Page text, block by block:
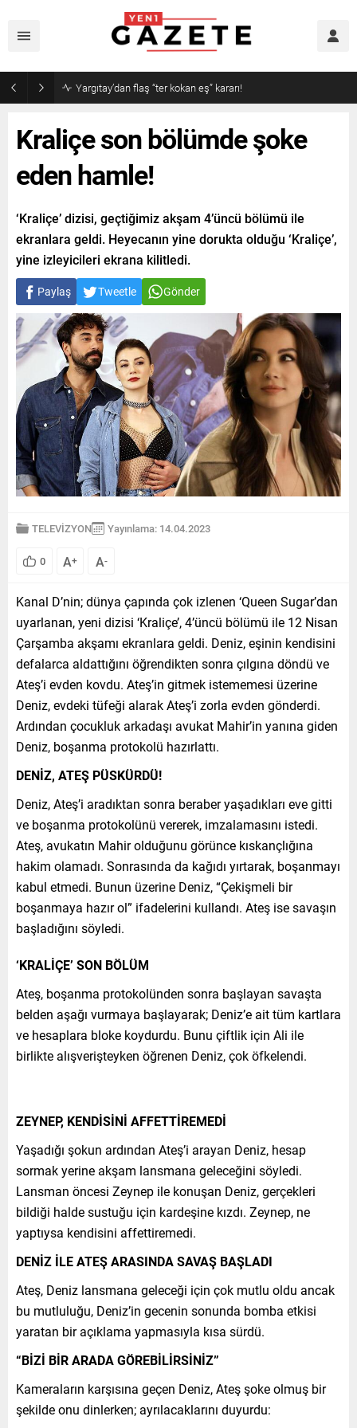
Narin cinayetinde amcadan olay mektup!
Kraliçe son bölümde şoke
eden hamle!
‘Kraliçe’ dizisi, geçtiğimiz akşam 4’üncü bölümü ile
ekranlara geldi. Heyecanın yine dorukta olduğu ‘Kraliçe’,
yine izleyicileri ekrana kilitledi.
Paylaş Tweetle Gönder
TELEVİZYON Yayınlama: 14.04.2023
0 A+ A-
Kanal D’nin; dünya çapında çok izlenen ‘Queen Sugar’dan
uyarlanan, yeni dizisi ‘Kraliçe’, 4’üncü bölümü ile 12 Nisan
Çarşamba akşamı ekranlara geldi. Deniz, eşinin kendisini
defalarca aldattığını öğrendikten sonra çılgına döndü ve
Ateş’i evden kovdu. Ateş’in gitmek istememesi üzerine
Deniz, evdeki tüfeği alarak Ateş’i zorla evden gönderdi.
Ardından çocukluk arkadaşı avukat Mahir’in yanına giden
Deniz, boşanma protokolü hazırlattı.
DENİZ, ATEŞ PÜSKÜRDÜ!
Deniz, Ateş’i aradıktan sonra beraber yaşadıkları eve gitti
ve boşanma protokolünü vererek, imzalamasını istedi.
Ateş, avukatın Mahir olduğunu görünce kıskançlığına
hakim olamadı. Sonrasında da kağıdı yırtarak, boşanmayı
kabul etmedi. Bunun üzerine Deniz, “Çekişmeli bir
boşanmaya hazır ol” ifadelerini kullandı. Ateş ise savaşın
başladığını söyledi.
‘KRALİÇE’ SON BÖLÜM
Ateş, boşanma protokolünden sonra başlayan savaşta
belden aşağı vurmaya başlayarak; Deniz’e ait tüm kartlara
ve hesaplara bloke koydurdu. Bunu çiftlik için Ali ile
birlikte alışverişteyken öğrenen Deniz, çok öfkelendi.
ZEYNEP, KENDİSİNİ AFFETTİREMEDİ
Yaşadığı şokun ardından Ateş’i arayan Deniz, hesap
sormak yerine akşam lansmana geleceğini söyledi.
Lansman öncesi Zeynep ile konuşan Deniz, gerçekleri
bildiği halde sustuğu için kardeşine kızdı. Zeynep, ne
yaptıysa kendisini affettiremedi.
DENİZ İLE ATEŞ ARASINDA SAVAŞ BAŞLADI
Ateş, Deniz lansmana geleceği için çok mutlu oldu ancak
bu mutluluğu, Deniz’in gecenin sonunda bomba etkisi
yaratan bir açıklama yapmasıyla kısa sürdü.
“BİZİ BİR ARADA GÖREBİLİRSİNİZ”
Kameraların karşısına geçen Deniz, Ateş şoke olmuş bir
şekilde onu dinlerken; ayrılacaklarını duyurdu: